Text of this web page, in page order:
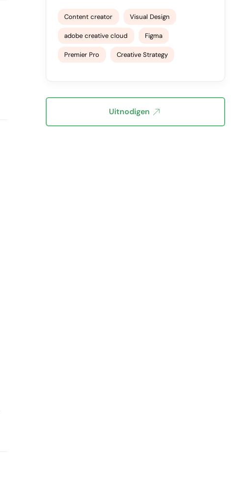
Content creator Visual Design
adobe creative cloud Figma
Premier Pro Creative Strategy
Uitnodigen